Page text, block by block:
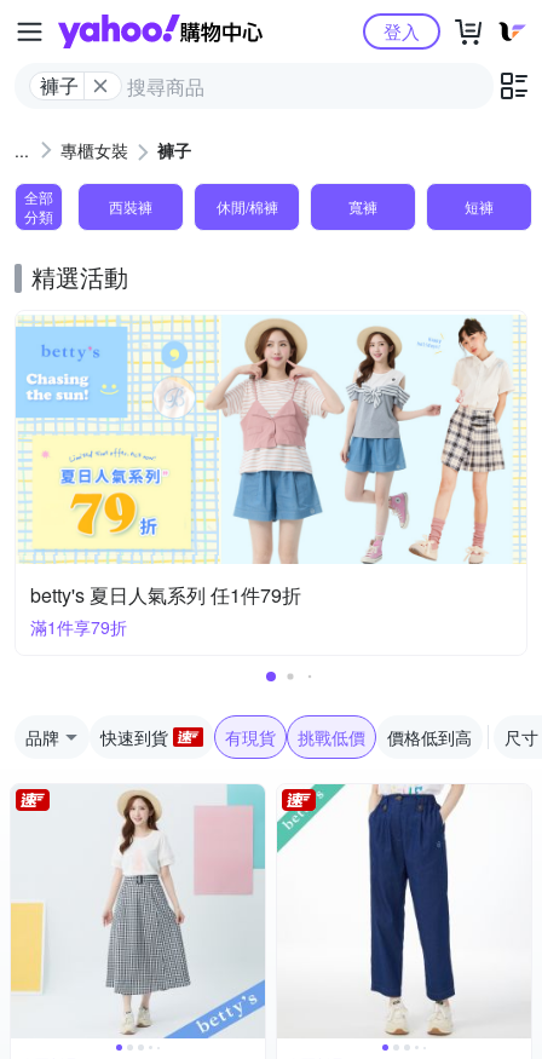
Yahoo購物中心
褲子
登入
專櫃女裝 褲子
全部
分類
西裝褲 休閒/棉褲 寬褲 短褲
精選活動
betty's 夏日人氣系列 任1件79折
滿1件享79折
品牌 快速到貨 有現貨 挑戰低價 價格低到高 尺寸